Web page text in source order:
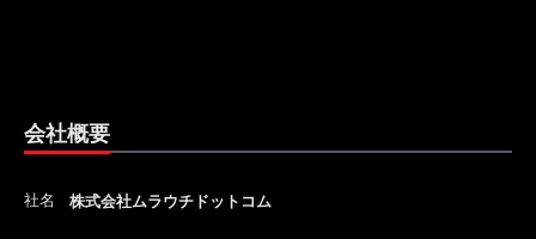
会社概要
社名 株式会社ムラウチドットコム